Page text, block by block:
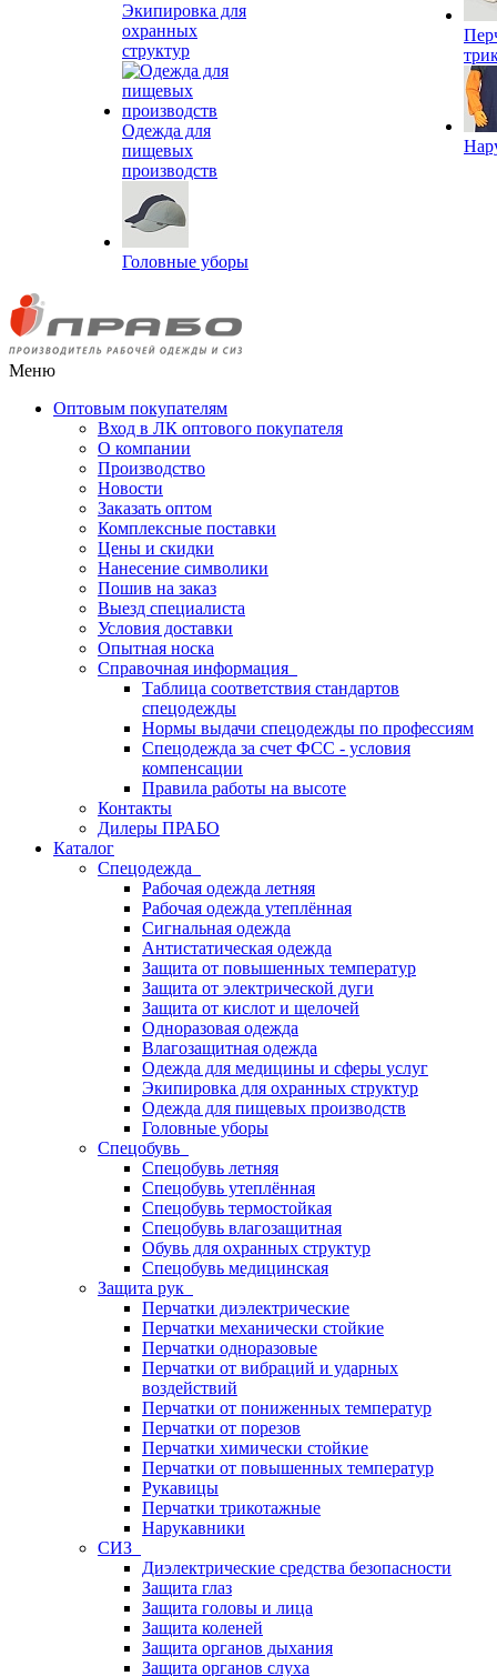
Экипировка для
охранных
структур
Одежда для
пищевых
производств
Головные уборы
Меню
Оптовым покупателям
Вход в ЛК оптового покупателя
О компании
Производство
Новости
Заказать оптом
Комплексные поставки
Цены и скидки
Нанесение символики
Пошив на заказ
Выезд специалиста
Условия доставки
Опытная носка
Справочная информация
Таблица соответствия стандартов
спецодежды
Нормы выдачи спецодежды по профессиям
Спецодежда за счет ФСС - условия
компенсации
Правила работы на высоте
Контакты
Дилеры ПРАБО
Каталог
Спецодежда
Рабочая одежда летняя
Рабочая одежда утеплённая
Сигнальная одежда
Антистатическая одежда
Защита от повышенных температур
Защита от электрической дуги
Защита от кислот и щелочей
Одноразовая одежда
Влагозащитная одежда
Одежда для медицины и сферы услуг
Экипировка для охранных структур
Одежда для пищевых производств
Головные уборы
Спецобувь
Спецобувь летняя
Спецобувь утеплённая
Спецобувь термостойкая
Спецобувь влагозащитная
Обувь для охранных структур
Спецобувь медицинская
Защита рук
Перчатки диэлектрические
Перчатки механически стойкие
Перчатки одноразовые
Перчатки от вибраций и ударных
воздействий
Перчатки от пониженных температур
Перчатки от порезов
Перчатки химически стойкие
Перчатки от повышенных температур
Рукавицы
Перчатки трикотажные
Нарукавники
СИЗ
Диэлектрические средства безопасности
Защита глаз
Защита головы и лица
Защита коленей
Защита органов дыхания
Защита органов слуха